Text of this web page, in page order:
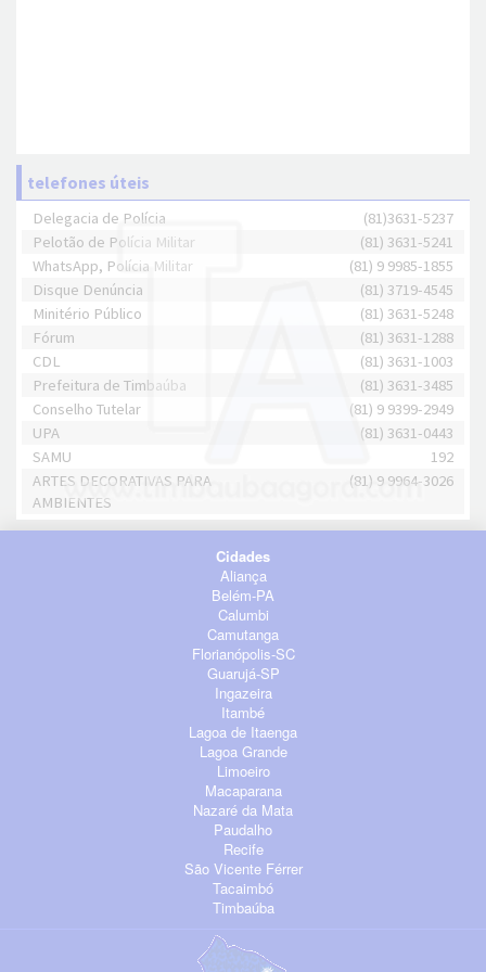
telefones úteis
Delegacia de Polícia
(81)3631-5237
Pelotão de Polícia Militar
(81) 3631-5241
WhatsApp, Polícia Militar
(81) 9 9985-1855
Disque Denúncia
(81) 3719-4545
Minitério Público
(81) 3631-5248
Fórum
(81) 3631-1288
CDL
(81) 3631-1003
Prefeitura de Timbaúba
(81) 3631-3485
Conselho Tutelar
(81) 9 9399-2949
UPA
(81) 3631-0443
SAMU
192
ARTES DECORATIVAS PARA
AMBIENTES
(81) 9 9964-3026
Cidades
Aliança
Belém-PA
Calumbi
Camutanga
Florianópolis-SC
Guarujá-SP
Ingazeira
Itambé
Lagoa de Itaenga
Lagoa Grande
Limoeiro
Macaparana
Nazaré da Mata
Paudalho
Recife
São Vicente Férrer
Tacaimbó
Timbaúba